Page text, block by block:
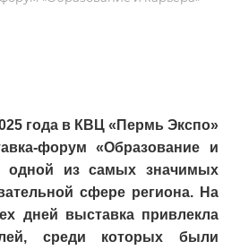
года в КВЦ «Пермь Экспо»
форум «Образование и
одной из самых значимых
сфере региона. На
дней выставка привлекла
среди которых были